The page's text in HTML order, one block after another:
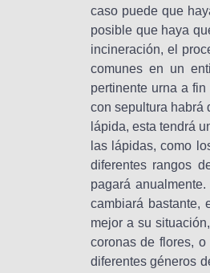
caso puede que
posible que haya
incineración, el
comunes en un
pertinente urna a
con sepultura habrá
lápida, esta tendrá
las lápidas, como
diferentes rangos
pagará
cambiará bastante,
mejor a su
coronas de flores,
diferentes géneros